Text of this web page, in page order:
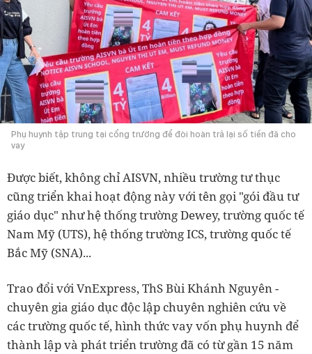
Phụ huynh tập trung tại cổng trường để đòi hoàn trả lại số tiền đã cho
vay
Được biết, không chỉ AISVN, nhiều trường tư thục
cũng triển khai hoạt động này với tên gọi "gói đầu tư
giáo dục" như hệ thống trường Dewey, trường quốc tế
Nam Mỹ (UTS), hệ thống trường ICS, trường quốc tế
Bắc Mỹ (SNA)...
Trao đổi với VnExpress, ThS Bùi Khánh Nguyên -
chuyên gia giáo dục độc lập chuyên nghiên cứu về
các trường quốc tế, hình thức vay vốn phụ huynh để
thành lập và phát triển trường đã có từ gần 15 năm